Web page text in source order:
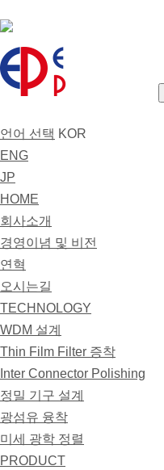
언어 선택 KOR
ENG
JP
HOME
회사소개
경영이념 및 비전
연혁
오시는길
TECHNOLOGY
WDM 설계
Thin Film Filter 증착
Inter Connector Polishing
정밀 기구 설계
광섬유 융착
미세 광학 정렬
PRODUCT